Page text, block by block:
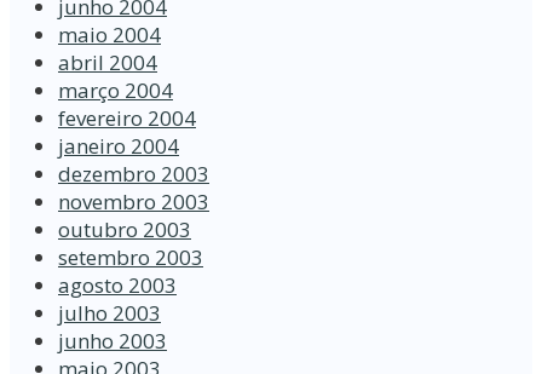
junho 2004
maio 2004
abril 2004
março 2004
fevereiro 2004
janeiro 2004
dezembro 2003
novembro 2003
outubro 2003
setembro 2003
agosto 2003
julho 2003
junho 2003